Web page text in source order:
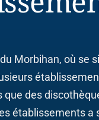
Morbihan, où se
des
établissements a